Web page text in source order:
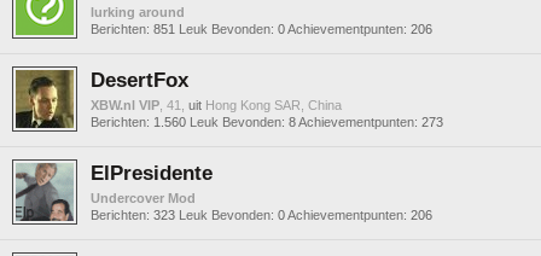
lurking around
Berichten: 851 Leuk Bevonden: 0Achievementpunten: 206
DesertFox
XBW.nl VIP , 41, uit Hong Kong SAR, China
Berichten: 1.560 Leuk Bevonden: 8Achievementpunten: 273
ElPresidente
Undercover Mod
Berichten: 323 Leuk Bevonden: 0Achievementpunten: 206